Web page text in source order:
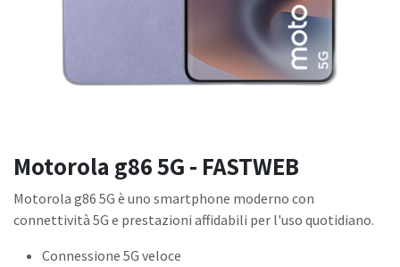
Motorola g86 5G - FASTWEB
Motorola g86 5G è uno smartphone moderno con
connettività 5G e prestazioni affidabili per l'uso quotidiano.
Connessione 5G veloce